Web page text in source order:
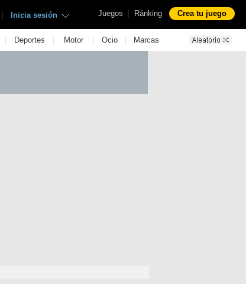
Juegos | Ránking Crea tu juego
| Inicia sesión
| Deportes | Motor | Ocio | Marcas